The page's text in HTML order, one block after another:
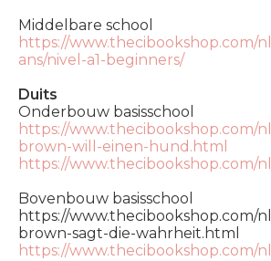
Middelbare school
https://www.thecibookshop.com/
ans/nivel-a1-beginners/
Duits
Onderbouw basisschool
https://www.thecibookshop.com/
brown-will-einen-hund.html
https://www.thecibookshop.com/
Bovenbouw basisschool
https://www.thecibookshop.com/
brown-sagt-die-wahrheit.html
https://www.thecibookshop.com/